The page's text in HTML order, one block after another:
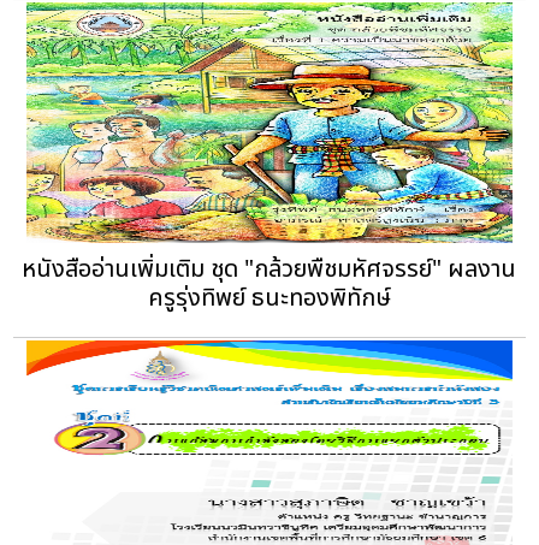
หนังสืออ่านเพิ่มเติม ชุด "กล้วยพืชมหัศจรรย์" ผลงาน
ครูรุ่งทิพย์ ธนะทองพิทักษ์